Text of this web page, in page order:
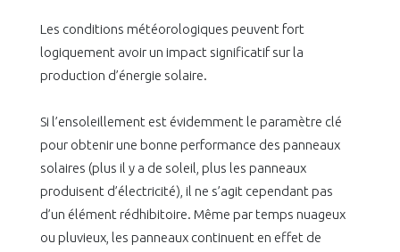
Les conditions météorologiques peuvent fort
logiquement avoir un impact significatif sur la
production d’énergie solaire.
Si l’ensoleillement est évidemment le paramètre clé
pour obtenir une bonne performance des panneaux
solaires (plus il y a de soleil, plus les panneaux
produisent d’électricité), il ne s’agit cependant pas
d’un élément rédhibitoire. Même par temps nuageux
ou pluvieux, les panneaux continuent en effet de